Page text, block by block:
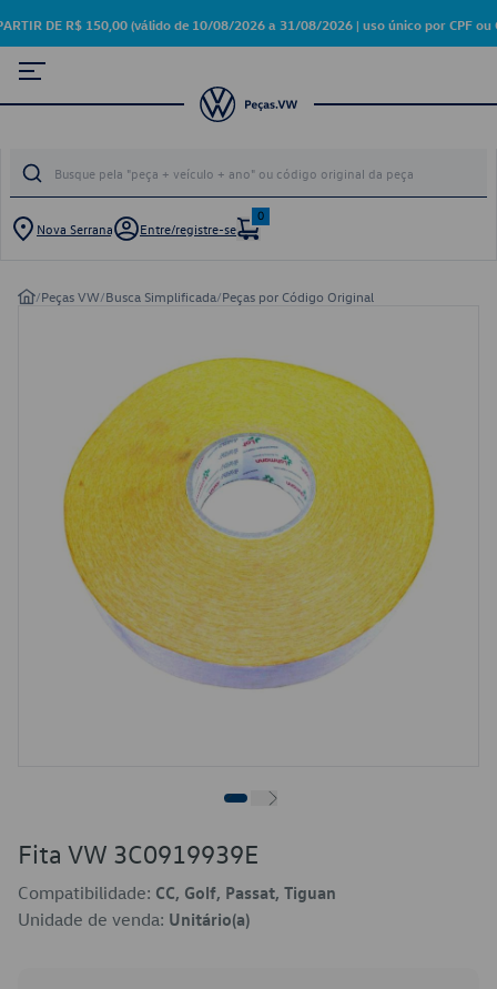
DE R$ 150,00 (válido de 10/08/2026 a 31/08/2026 | uso único por CPF ou
Nova Serrana Entre/registre-se
0
/Peças VW/Busca Simplificada/Peças por Código Original
Fita VW 3C0919939E
Compatibilidade: CC, Golf, Passat, Tiguan
Unidade de venda: Unitário(a)